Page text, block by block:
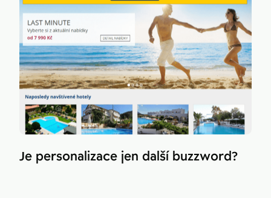
Je personalizace jen další buzzword?